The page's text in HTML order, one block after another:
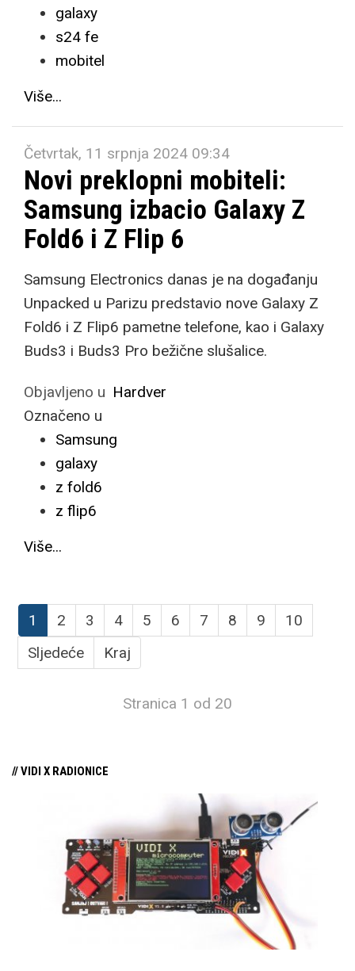
galaxy
s24 fe
mobitel
Više...
Četvrtak, 11 srpnja 2024 09:34
Novi preklopni mobiteli:
Samsung izbacio Galaxy Z
Fold6 i Z Flip 6
Samsung Electronics danas je na događanju
Unpacked u Parizu predstavio nove Galaxy Z
Fold6 i Z Flip6 pametne telefone, kao i Galaxy
Buds3 i Buds3 Pro bežične slušalice.
Objavljeno u Hardver
Označeno u
Samsung
galaxy
z fold6
z flip6
Više...
1 2 3 4 5 6 7 8 9
10
Sljedeće
Kraj
Stranica 1 od 20
// VIDI X RADIONICE